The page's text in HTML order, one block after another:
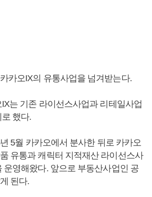
카오IX의 유통사업을 넘겨받는다.
는 기존 라이선스사업과 리테일사업
했다.
5월 카카오에서 분사한 뒤로 카카오
유통과 캐릭터 지적재산 라이선스사
운영해왔다. 앞으로 부동산사업인 공
된다.